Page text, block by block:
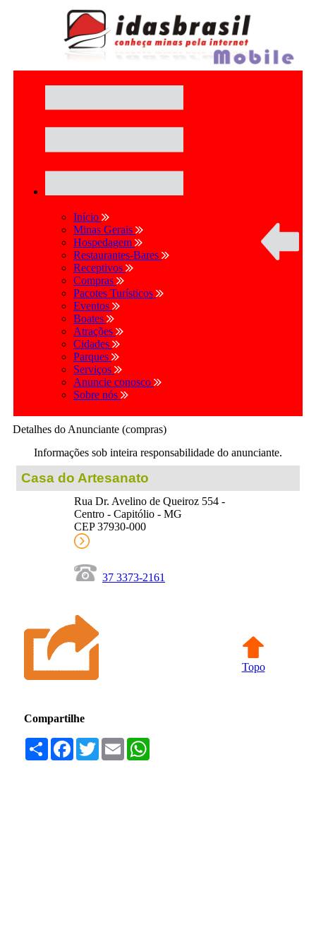
Início
Minas Gerais
Hospedagem
Restaurantes-Bares
Receptivos
Compras
Pacotes Turísticos
Eventos
Boates
Atrações
Cidades
Parques
Serviços
Anuncie conosco
Sobre nós
Detalhes do Anunciante (compras)
Informações sob inteira responsabilidade do anunciante.
Casa do Artesanato
Rua Dr. Avelino de Queiroz 554 -
Centro - Capitólio - MG
CEP 37930-000
37 3373-2161
Topo
Compartilhe
Compartilhar
Facebook
TwitterEmail